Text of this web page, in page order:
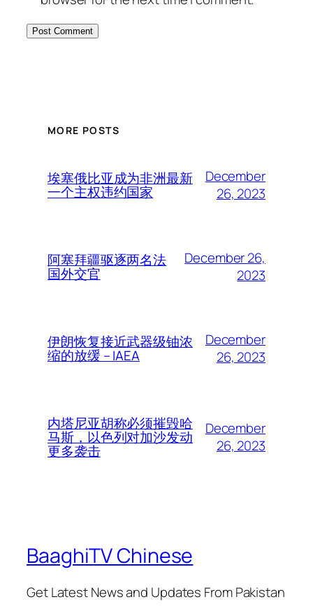
MORE POSTS
埃塞俄比亚成为非洲最新
一个主权违约国家
December
26, 2023
阿塞拜疆驱逐两名法
国外交官
December 26,
2023
伊朗恢复接近武器级铀浓
缩的放缓 – IAEA
December
26, 2023
内塔尼亚胡称必须摧毁哈
马斯，以色列对加沙发动
更多袭击
December
26, 2023
BaaghiTV Chinese
Get Latest News and Updates From Pakistan